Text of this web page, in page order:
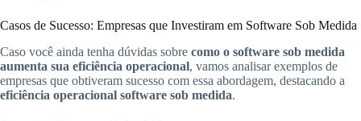
Casos de Sucesso: Empresas que Investiram em Software Sob Medida
Caso você ainda tenha dúvidas sobre como o software sob medida
aumenta sua eficiência operacional, vamos analisar exemplos de
empresas que obtiveram sucesso com essa abordagem, destacando a
eficiência operacional software sob medida.